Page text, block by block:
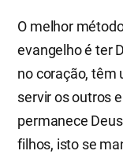
O melhor
evangelho é ter
no coração, têm
servir os outros
permanece
filhos, isto se